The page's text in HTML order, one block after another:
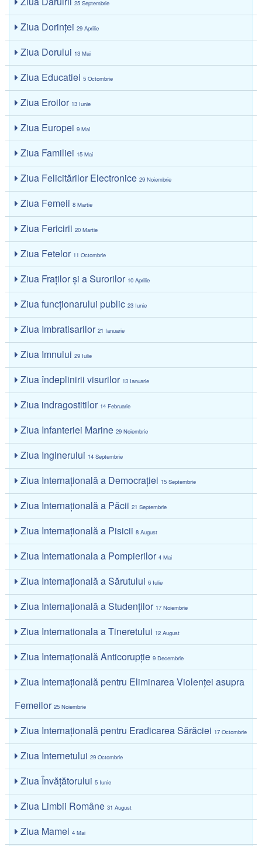
25 Septembrie
Ziua Dorinţei29 Aprilie
Ziua Dorului 13 Mai
Ziua Educatiei5 Octombrie
Ziua Eroilor 13 Iunie
Ziua Europei9 Mai
Ziua Familiei 15 Mai
Ziua Felicitărilor Electronice29 Noiembrie
Ziua Femeii8 Martie
Ziua Fericirii20 Martie
Ziua Fetelor 11 Octombrie
Ziua Fraţilor şi a Surorilor 10 Aprilie
Ziua funcţionarului public23 Iunie
Ziua Imbratisarilor21 Ianuarie
Ziua Imnului29 Iulie
Ziua îndeplinirii visurilor 13 Ianuarie
Ziua indragostitilor 14 Februarie
Ziua Infanteriei Marine29 Noiembrie
Ziua Inginerului 14 Septembrie
Ziua Internațională a Democrației 15 Septembrie
Ziua Internaţională a Păcii21 Septembrie
Ziua Internațională a Pisicii8 August
Ziua Internationala a Pompierilor4 Mai
Ziua Internaţională a Sărutului6 Iulie
Ziua Internaţională a Studenţilor 17 Noiembrie
Ziua Internationala a Tineretului 12 August
Ziua Internațională Anticorupție9 Decembrie
Ziua Internațională pentru Eliminarea Violenței asupra
Femeilor25 Noiembrie
Ziua Internațională pentru Eradicarea Sărăciei 17 Octombrie
Ziua Internetului29 Octombrie
Ziua Învățătorului5 Iunie
Ziua Limbii Române31 August
Ziua Mamei4 Mai